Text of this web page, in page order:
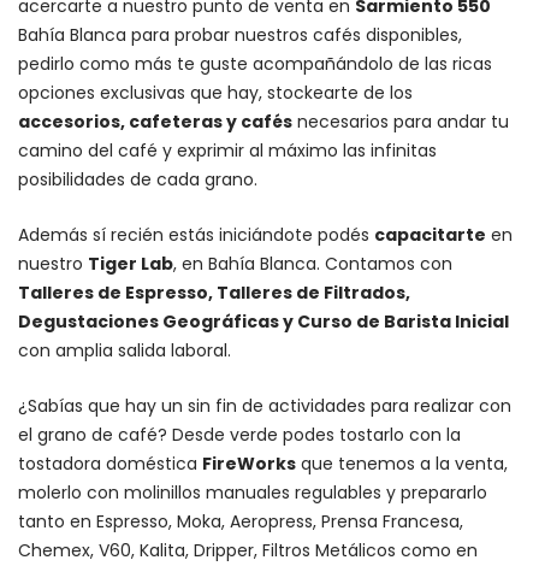
acercarte a nuestro punto de venta en Sarmiento 550
Bahía Blanca para probar nuestros cafés disponibles,
pedirlo como más te guste acompañándolo de las ricas
opciones exclusivas que hay, stockearte de los
accesorios, cafeteras y cafés necesarios para andar tu
camino del café y exprimir al máximo las infinitas
posibilidades de cada grano.
Además sí recién estás iniciándote podés capacitarte en
nuestro Tiger Lab, en Bahía Blanca. Contamos con
Talleres de Espresso, Talleres de Filtrados,
Degustaciones Geográficas y Curso de Barista Inicial
con amplia salida laboral.
¿Sabías que hay un sin fin de actividades para realizar con
el grano de café? Desde verde podes tostarlo con la
tostadora doméstica FireWorks que tenemos a la venta,
molerlo con molinillos manuales regulables y prepararlo
tanto en Espresso, Moka, Aeropress, Prensa Francesa,
Chemex, V60, Kalita, Dripper, Filtros Metálicos como en